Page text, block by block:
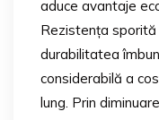
aduce avantaje
Rezistența
durabilitatea
considerabilă a
lung. Prin